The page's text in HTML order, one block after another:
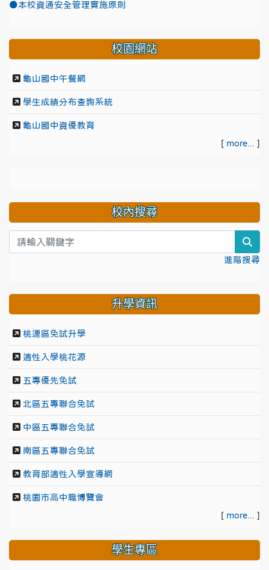
●本校資通安全管理實施原則
校園網站
龜山國中午餐網
學生成績分布查詢系統
龜山國中資優教育
[ more... ]
校內搜尋
進階搜尋
升學資訊
桃連區免試升學
適性入學桃花源
五專優先免試
北區五專聯合免試
中區五專聯合免試
南區五專聯合免試
教育部適性入學宣導網
桃園市高中職博覽會
[ more... ]
學生專區